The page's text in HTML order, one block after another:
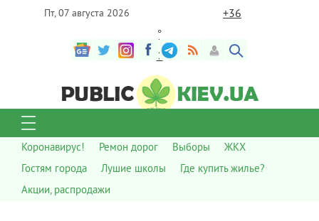
Пт, 07 августа 2026 +36
°
C
Коронавирус! Ремон дорог Выборы
ЖКХ
Гостям города
Лушие школы
Где купить жилье?
Акции, распродажи